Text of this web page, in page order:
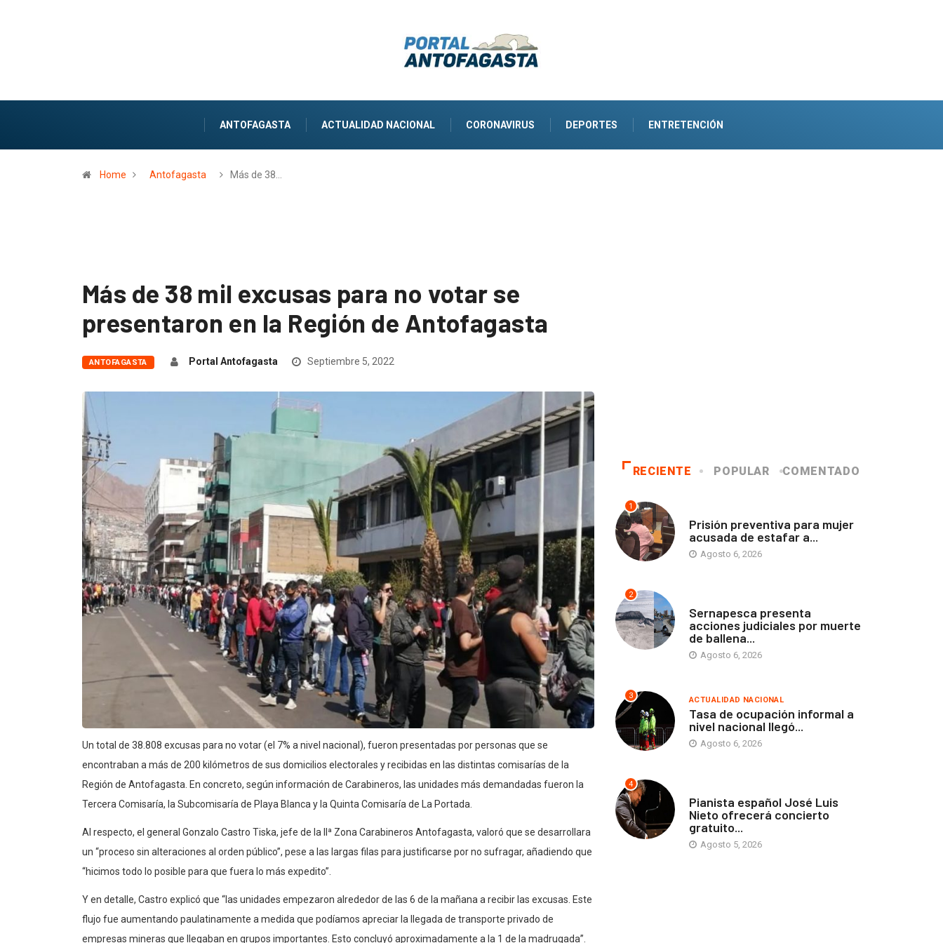
ANTOFAGASTA ACTUALIDAD NACIONAL CORONAVIRUS DEPORTES ENTRETENCIÓN
Home Antofagasta Más de 38…
Más de 38 mil excusas para no votar se
presentaron en la Región de Antofagasta
ANTOFAGASTA Portal Antofagasta Septiembre 5, 2022
Un total de 38.808 excusas para no votar (el 7% a nivel nacional), fueron presentadas por personas que se
encontraban a más de 200 kilómetros de sus domicilios electorales y recibidas en las distintas comisarías de la
Región de Antofagasta. En concreto, según información de Carabineros, las unidades más demandadas fueron la
Tercera Comisaría, la Subcomisaría de Playa Blanca y la Quinta Comisaría de La Portada.
Al respecto, el general Gonzalo Castro Tiska, jefe de la IIª Zona Carabineros Antofagasta, valoró que se desarrollara
un “proceso sin alteraciones al orden público”, pese a las largas filas para justificarse por no sufragar, añadiendo que
“hicimos todo lo posible para que fuera lo más expedito”.
Y en detalle, Castro explicó que “las unidades empezaron alrededor de las 6 de la mañana a recibir las excusas. Este
flujo fue aumentando paulatinamente a medida que podíamos apreciar la llegada de transporte privado de
empresas mineras que llegaban en grupos importantes. Esto concluyó aproximadamente a la 1 de la madrugada”.
RECIENTE POPULAR COMENTADO
1
Prisión preventiva para mujer
acusada de estafar a...
Agosto 6, 2026
2
Sernapesca presenta
acciones judiciales por muerte
de ballena...
Agosto 6, 2026
3 ACTUALIDAD NACIONAL
Tasa de ocupación informal a
nivel nacional llegó...
Agosto 6, 2026
4
Pianista español José Luis
Nieto ofrecerá concierto
gratuito...
Agosto 5, 2026